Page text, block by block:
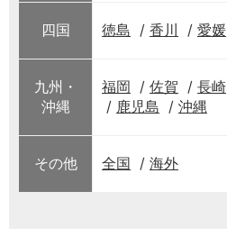
四国 徳島 香川 愛媛
九州・
沖縄
福岡 佐賀 長崎
鹿児島
沖縄
その他 全国 海外